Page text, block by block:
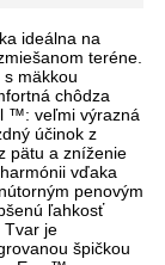
ideálna na
teréne.
mäkkou
chôdza
™: veľmi výrazná
účinok z
pätu a zníženie
vďaka
penovým
ľahkosť
Tvar je
špičkou